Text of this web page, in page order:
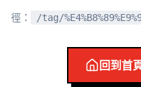
徑：
/tag/
回到首